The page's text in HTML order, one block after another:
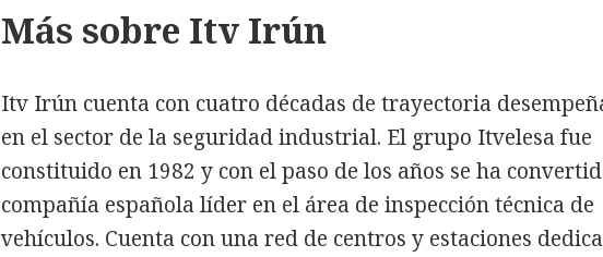
Más sobre Itv Irún
Itv Irún cuenta con cuatro décadas de trayectoria
en el sector de la seguridad industrial. El grupo Itvelesa fue
constituido en 1982 y con el paso de los años se ha
compañía española líder en el área de inspección técnica de
vehículos. Cuenta con una red de centros y estaciones